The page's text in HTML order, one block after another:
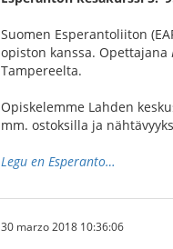
Suomen Esperantoliiton
opiston kanssa. Opettajana
Tampereelta.
Opiskelemme Lahden
mm. ostoksilla ja
Legu en Esperanto…
30 marzo 2018 10:36:06